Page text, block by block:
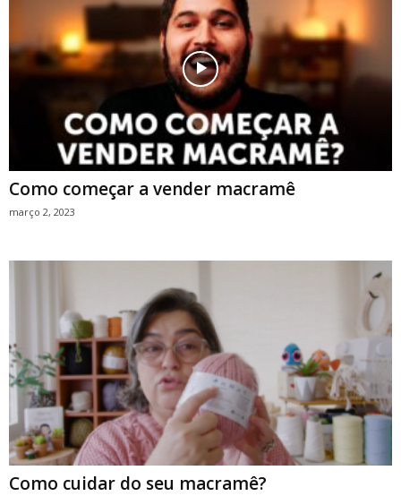
Como começar a vender macramê
março 2, 2023
Como cuidar do seu macramê?